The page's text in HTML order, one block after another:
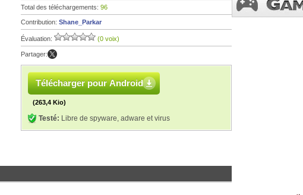
Total des téléchargements: 96
Contribution: Shane_Parkar
Évaluation: (0 voix)
Partager:
Télécharger pour Android
(263,4 Kio)
Testé: Libre de spyware, adware et virus